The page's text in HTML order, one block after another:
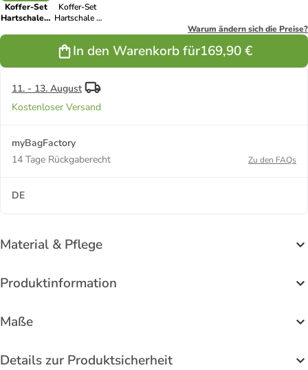
Koffer-Set
Hartschale 3
Set CANNES
Koffer-Set
Hartschale 3
TSA-Schloß
Graphit in
Warum ändern sich die Preise?
In den Warenkorb für169,90 €
11. - 13. August
Kostenloser Versand
myBagFactory
14 Tage Rückgaberecht
Zu den FAQs
DE
Material & Pflege
Produktinformation
Maße
Details zur Produktsicherheit